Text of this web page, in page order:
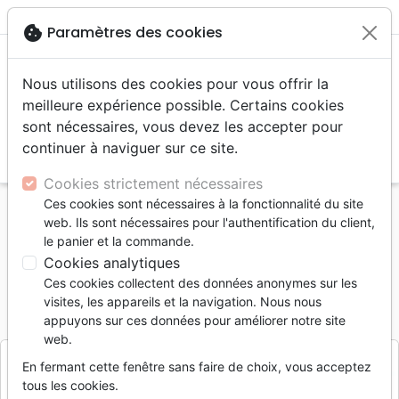
menu
Accueil Musique
Compilations
Paket „Loben-CDs“
Paket „Loben-CDs“
Référence CLV256090 EAN9783866990906
EditeurCLV
cookie Paramètres des cookies
Nous utilisons des cookies pour vous offrir la
meilleure expérience possible. Certains cookies
sont nécessaires, vous devez les accepter pour
continuer à naviguer sur ce site.
Cookies strictement nécessaires
Ces cookies sont nécessaires à la fonctionnalité du site
web. Ils sont nécessaires pour l'authentification du client,
le panier et la commande.
Cookies analytiques
Ces cookies collectent des données anonymes sur les
visites, les appareils et la navigation. Nous nous
appuyons sur ces données pour améliorer notre site
web.
En fermant cette fenêtre sans faire de choix, vous acceptez
tous les cookies.